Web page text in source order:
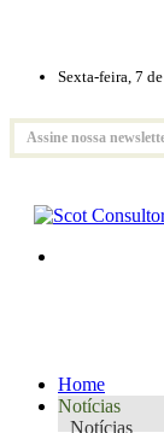
Sexta-feira, 7
Assine nossa
Home
Notícias
Notícias